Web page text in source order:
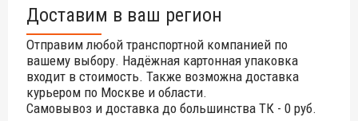
Доставим в ваш регион
Отправим любой транспортной компанией по
вашему выбору. Надёжная картонная упаковка
входит в стоимость. Также возможна доставка
курьером по Москве и области.
Самовывоз и доставка до большинства ТК - 0 руб.